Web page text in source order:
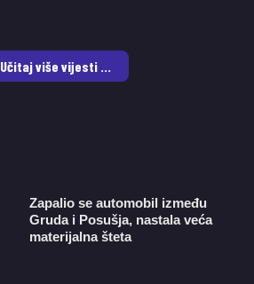
Učitaj više vijesti ...
Zapalio se automobil između
Gruda i Posušja, nastala veća
materijalna šteta